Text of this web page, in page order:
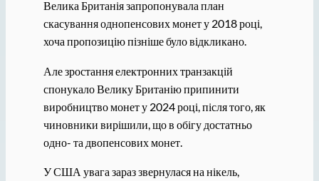
Велика Британія запропонувала план
скасування однопенсових монет у 2018 році,
хоча пропозицію пізніше було відкликано.
Але зростання електронних транзакцій
спонукало Велику Британію припинити
виробництво монет у 2024 році, після того, як
чиновники вирішили, що в обігу достатньо
одно- та двопенсових монет.
У США увага зараз звернулася на нікель,